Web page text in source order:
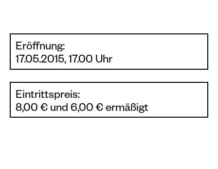
Eröffnung:
17.05.2015, 17.00 Uhr
Eintrittspreis:
8,00 € und 6,00 € ermäßigt